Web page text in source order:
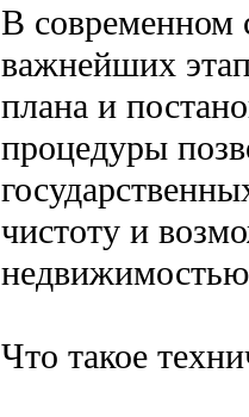
В современном
важнейших
плана и
процедуры
чистоту и
Что такое